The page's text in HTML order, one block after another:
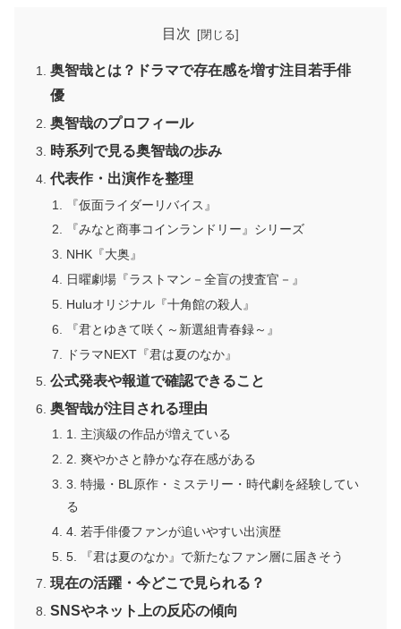
目次
奥智哉とは？ドラマで存在感を増す注目若手俳
優
奥智哉のプロフィール
時系列で見る奥智哉の歩み
代表作・出演作を整理
『仮面ライダーリバイス』
『みなと商事コインランドリー』シリーズ
NHK『大奥』
日曜劇場『ラストマン－全盲の捜査官－』
Huluオリジナル『十角館の殺人』
『君とゆきて咲く～新選組青春録～』
ドラマNEXT『君は夏のなか』
公式発表や報道で確認できること
奥智哉が注目される理由
1. 主演級の作品が増えている
2. 爽やかさと静かな存在感がある
3. 特撮・BL原作・ミステリー・時代劇を経験してい
る
4. 若手俳優ファンが追いやすい出演歴
5. 『君は夏のなか』で新たなファン層に届きそう
現在の活躍・今どこで見られる？
SNSやネット上の反応の傾向